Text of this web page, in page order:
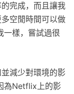
完成，而且讓我
空閒時間可以做
一樣，嘗試過很
減少對環境的影
為Netflix上的影